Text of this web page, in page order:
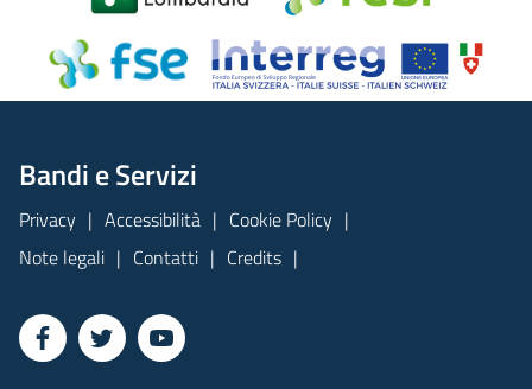
Bandi e Servizi
Privacy Accessibilità
Cookie Policy
Note legali
Contatti Credits